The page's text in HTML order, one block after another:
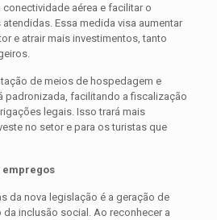
aérea e facilitar o
Essa medida visa aumentar
e atrair mais investimentos, tanto
de meios de hospedagem e
padronizada, facilitando a fiscalização
legais. Isso trará mais
no setor e para os turistas que
empregos
da nova legislação é a geração de
inclusão social. Ao reconhecer a